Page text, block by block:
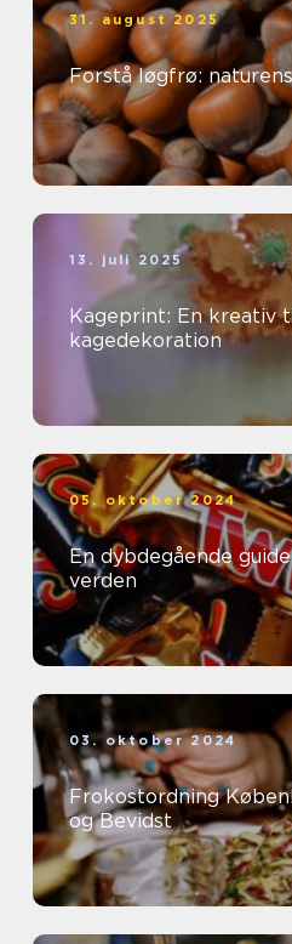
31. august 2025
Forstå løgfrø:
13. juli 2025
Kageprint: En kreativ
kagedekoration
05. oktober 2024
En dybdegående
verden
03. oktober 2024
Frokostordning
og Bevidst